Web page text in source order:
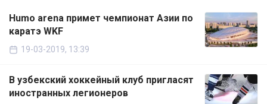
Humo arena примет чемпионат Азии по
каратэ WKF
19-03-2019, 13:39
В узбекский хоккейный клуб пригласят
иностранных легионеров